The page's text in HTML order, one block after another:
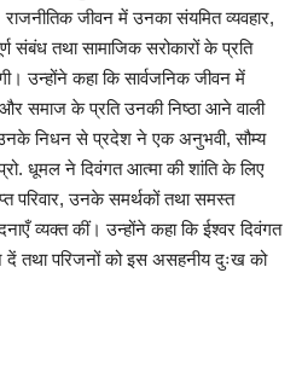
राजनीतिक जीवन में उनका संयमित व्यवहार,
संबंध तथा सामाजिक सरोकारों के प्रति
उन्होंने कहा कि सार्वजनिक जीवन में
समाज के प्रति उनकी निष्ठा आने वाली
उनके निधन से प्रदेश ने एक अनुभवी, सौम्य
धूमल ने दिवंगत आत्मा की शांति के लिए
परिवार, उनके समर्थकों तथा समस्त
व्यक्त कीं। उन्होंने कहा कि ईश्वर दिवंगत
दें तथा परिजनों को इस असहनीय दुःख को